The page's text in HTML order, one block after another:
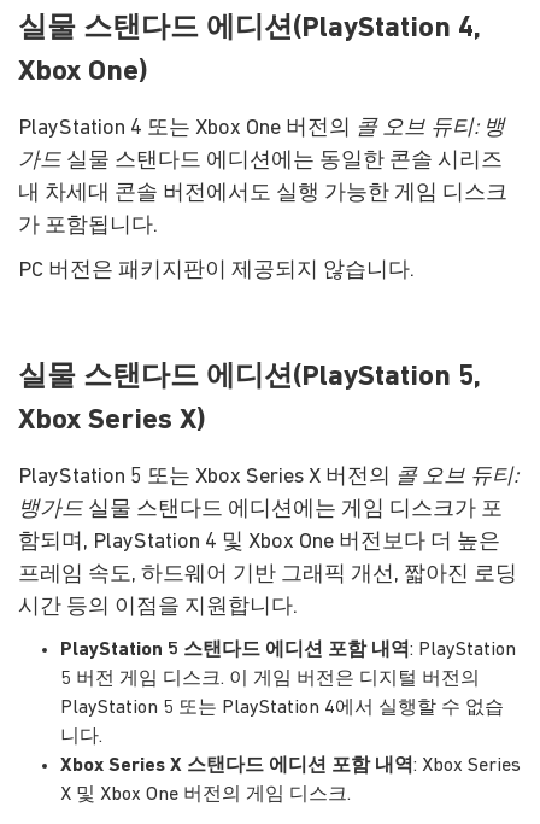
실물 스탠다드 에디션(PlayStation 4,
Xbox One)
PlayStation 4 또는 Xbox One 버전의 콜 오브 듀티: 뱅
가드 실물 스탠다드 에디션에는 동일한 콘솔 시리즈
내 차세대 콘솔 버전에서도 실행 가능한 게임 디스크
가 포함됩니다.
PC 버전은 패키지판이 제공되지 않습니다.
실물 스탠다드 에디션(PlayStation 5,
Xbox Series X)
PlayStation 5 또는 Xbox Series X 버전의 콜 오브 듀티:
뱅가드 실물 스탠다드 에디션에는 게임 디스크가 포
함되며, PlayStation 4 및 Xbox One 버전보다 더 높은
프레임 속도, 하드웨어 기반 그래픽 개선, 짧아진 로딩
시간 등의 이점을 지원합니다.
PlayStation 5 스탠다드 에디션 포함 내역: PlayStation
5 버전 게임 디스크. 이 게임 버전은 디지털 버전의
PlayStation 5 또는 PlayStation 4에서 실행할 수 없습
니다.
Xbox Series X 스탠다드 에디션 포함 내역: Xbox Series
X 및 Xbox One 버전의 게임 디스크.